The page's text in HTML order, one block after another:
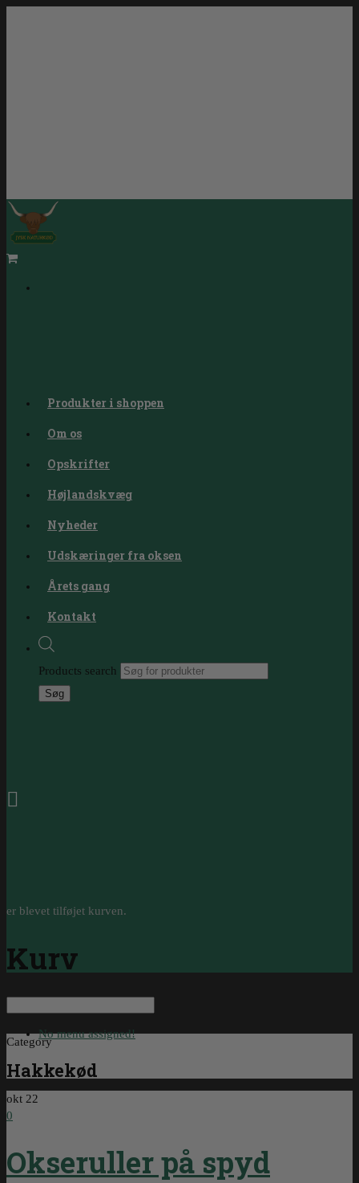
Produkter i shoppen
Om os
Opskrifter
Højlandskvæg
Nyheder
Udskæringer fra oksen
Årets gang
Kontakt
Products search
Søg
er blevet tilføjet kurven.
Kurv
No menu assigned!
Category
Hakkekød
okt 22
0
Okseruller på spyd